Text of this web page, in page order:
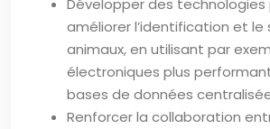
Développer des technologies
améliorer l’identification et le
animaux, en utilisant par
électroniques plus
bases de données
Renforcer la collaboration